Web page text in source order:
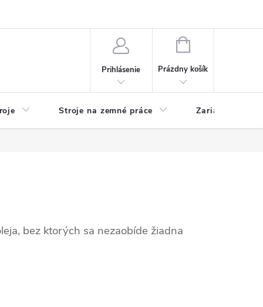
Prihlásenie
NÁKUPNÝ
Prázdny košík
Stroje na zemné práce Zariadenia na
bez ktorých sa nezaobíde žiadna